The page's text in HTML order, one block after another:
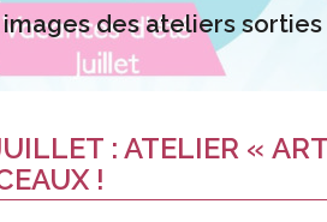
images des ateliers
: ATELIER «
!